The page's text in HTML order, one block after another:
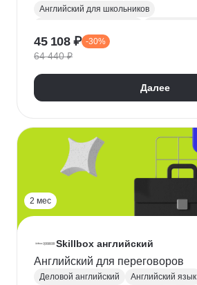
Английский для школьников
A2
B1
45 108 ₽ -30%
64 440 ₽
Далее
2 мес
Skillbox английский
Английский для переговоров
Деловой английский
Английский язык